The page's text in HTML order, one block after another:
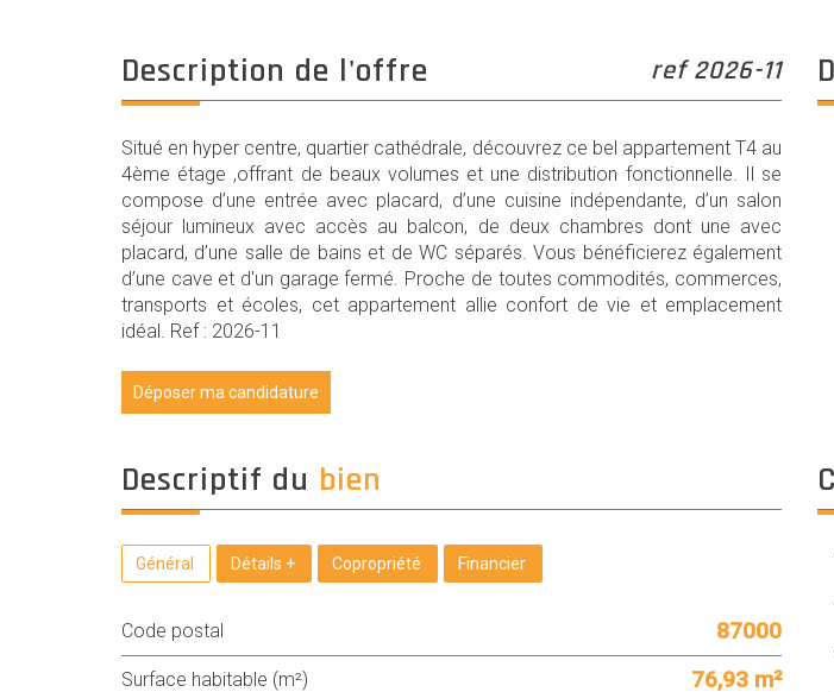
description de l'offre ref 2026-11
Situé en hyper centre, quartier cathédrale, découvrez ce bel appartement T4 au
4ème étage ,offrant de beaux volumes et une distribution fonctionnelle. Il se
compose d’une entrée avec placard, d’une cuisine indépendante, d’un salon
séjour lumineux avec accès au balcon, de deux chambres dont une avec
placard, d’une salle de bains et de WC séparés. Vous bénéficierez également
d’une cave et d'un garage fermé. Proche de toutes commodités, commerces,
transports et écoles, cet appartement allie confort de vie et emplacement
idéal. Ref : 2026-11
Déposer ma candidature
descriptif du bien
Général Détails + Copropriété Financier
Code postal 87000
Surface habitable (m²) 76,93 m²